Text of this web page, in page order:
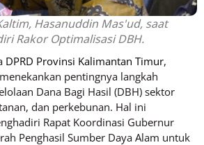
Hasanuddin Mas'ud, saat
Rakor Optimalisasi DBH.
DPRD Provinsi Kalimantan Timur,
pentingnya langkah
Dana Bagi Hasil (DBH) sektor
dan perkebunan. Hal ini
Rapat Koordinasi Gubernur
Penghasil Sumber Daya Alam untuk